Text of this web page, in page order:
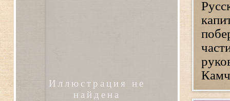
Иллюстрация не
найдена